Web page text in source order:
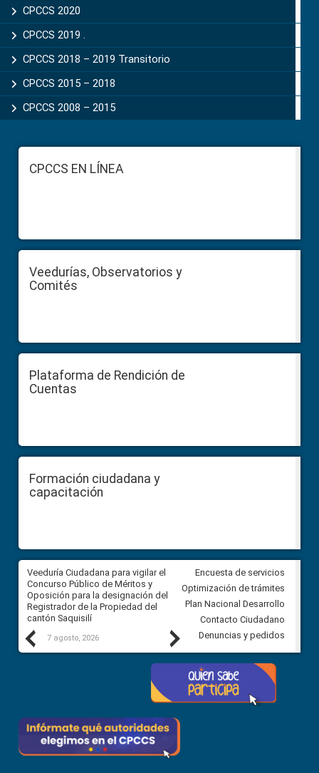
CPCCS 2020
CPCCS 2019 .
CPCCS 2018 – 2019 Transitorio
CPCCS 2015 – 2018
CPCCS 2008 – 2015
FooterCPCCS EN LÍNEA
Veedurías, Observatorios y
Comités
Plataforma de Rendición de
Cuentas
Formación ciudadana y
capacitación
Previous
Veeduría Ciudadana para vigilar el
Concurso Público de Méritos y
Oposición para la designación del
Registrador de la Propiedad del
cantón Saquisilí
7 agosto, 2026
Veeduría Ciudadana para
construcción del asfaltado de
Ballenita del cantón Santa
7 agosto, 2026
Next
Encuesta de servicios
Optimización de trámites
Plan Nacional Desarrollo
Contacto Ciudadano
Denuncias y pedidos